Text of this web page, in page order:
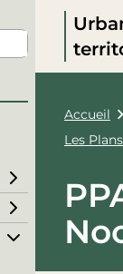
Accueil
Les